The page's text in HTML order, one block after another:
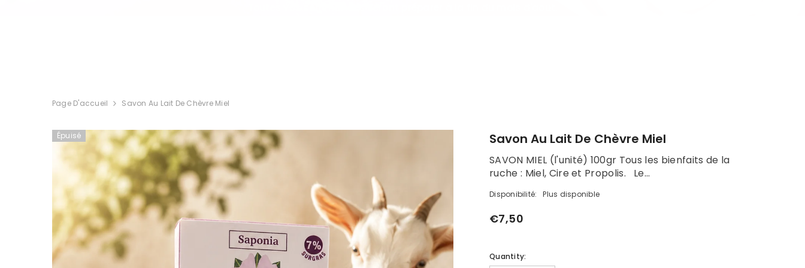
Page D'accueil Savon Au Lait De Chèvre Miel
Épuisé Savon Au Lait De Chèvre Miel
SAVON MIEL (l'unité) 100gr Tous les bienfaits de la
ruche : Miel, Cire et Propolis. Le...
Disponibilité: Plus disponible
€7,50
Quantity: